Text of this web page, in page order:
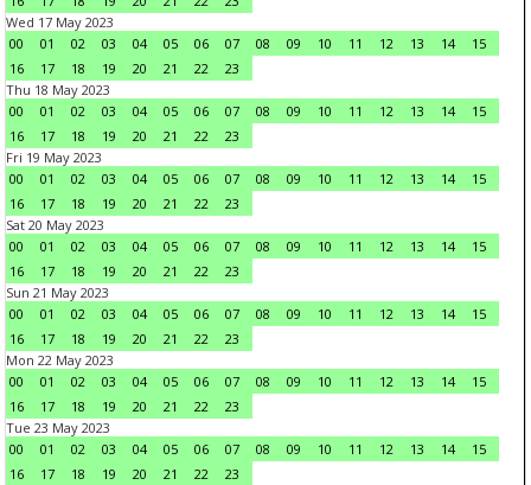
Wed 17 May 2023
00
01 02 03 04 05 06 07 08 09 10 11 12 13 14
15
16
17 18 19 20 21 22
23
Thu 18 May 2023
00
01 02 03 04 05 06 07 08 09 10 11 12 13 14
15
16
17 18 19 20 21 22
23
Fri 19 May 2023
00
01 02 03 04 05 06 07 08 09 10 11 12 13 14
15
16
17 18 19 20 21 22
23
Sat 20 May 2023
00
01 02 03 04 05 06 07 08 09 10 11 12 13 14
15
16
17 18 19 20 21 22
23
Sun 21 May 2023
00
01 02 03 04 05 06 07 08 09 10 11 12 13 14
15
16
17 18 19 20 21 22
23
Mon 22 May 2023
00
01 02 03 04 05 06 07 08 09 10 11 12 13 14
15
16
17 18 19 20 21 22
23
Tue 23 May 2023
00
01 02 03 04 05 06 07 08 09 10 11 12 13 14
15
16
17 18 19 20 21 22
23